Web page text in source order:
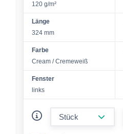
120 g/m²
Länge
324 mm
Farbe
Cream / Cremeweiß
Fenster
links